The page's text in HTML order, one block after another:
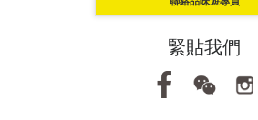
緊貼我們